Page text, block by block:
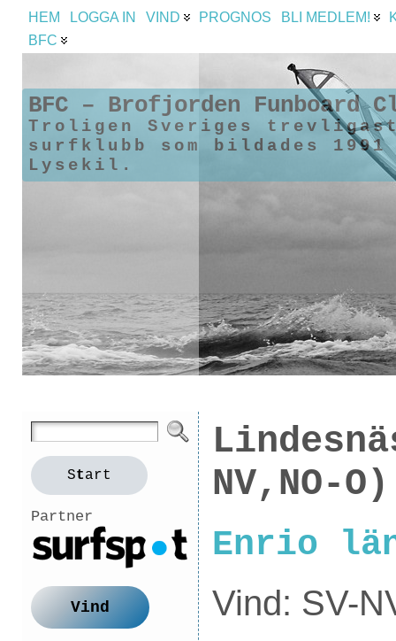
HEM LOGGA IN VIND PROGNOS BLI MEDLEM!
BFC
BFC – Brofjorden Funboard
Troligen Sveriges
surfklubb som bildades
Lysekil.
Start
Partner
Vind
NV,NO-O)
Enrio
Vind: SV-